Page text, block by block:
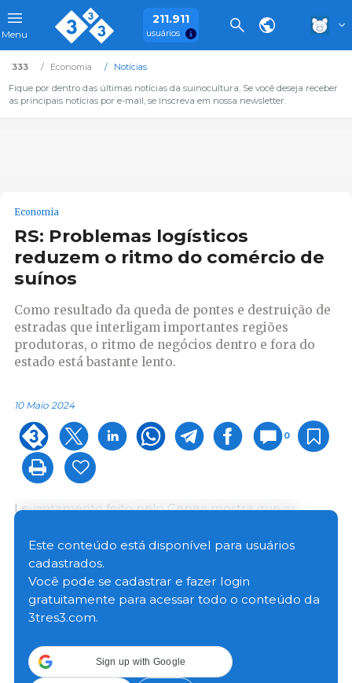
Menu
211.911
usuários
333 Economia
Notícias
Fique por dentro das últimas notícias da suinocultura. Se você deseja receber
as principais notícias por e-mail, se inscreva em nossa newsletter.
Economia
RS: Problemas logísticos
reduzem o ritmo do comércio de
suínos
Como resultado da queda de pontes e destruição de
estradas que interligam importantes regiões
produtoras, o ritmo de negócios dentro e fora do
estado está bastante lento.
10 Maio 2024
0
Levantamento feito pelo Cepea mostra que as
transportes de suíno vivo para abate, de carnes aos
mercados atacadistas e também de insumos
utilizados pela atividade.
Como resultado da queda de pontes e destruição
produtoras, o ritmo de negócios dentro e fora do
estado está bastante lento. É importante ressaltar
Este conteúdo está disponível para usuários
cadastrados.
Você pode se cadastrar e fazer login
gratuitamente para acessar todo o conteúdo da
3tres3.com.
Sign up with Google